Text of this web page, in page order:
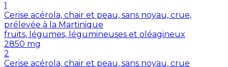
1
Cerise acérola, chair et peau, sans noyau, crue,
prélevée à la Martinique
fruits, légumes, légumineuses et oléagineux
2850 mg
2
Cerise acérola, chair et peau, sans noyau, crue